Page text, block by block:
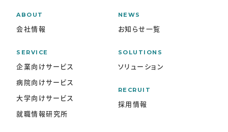
ABOUT
会社情報
SERVICE
企業向けサービス
病院向けサービス
大学向けサービス
就職情報研究所
NEWS
お知らせ一覧
SOLUTIONS
ソリューション
RECRUIT
採用情報